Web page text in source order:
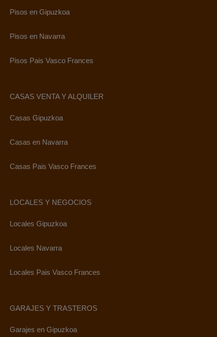
Pisos en Gipuzkoa
Pisos en Navarra
Pisos Pais Vasco Frances
CASAS VENTA Y ALQUILER
Casas Gipuzkoa
Casas en Navarra
Casas Pais Vasco Frances
LOCALES Y NEGOCIOS
Locales Gipuzkoa
Locales Navarra
Locales Pais Vasco Frances
GARAJES Y TRASTEROS
Garajes en Gipuzkoa